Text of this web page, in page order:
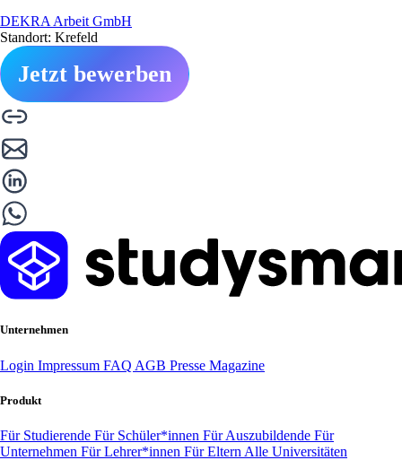
DEKRA Arbeit GmbH
Standort: Krefeld
Jetzt bewerben
Unternehmen
Login Impressum FAQ AGB Presse Magazine
Produkt
Für Studierende Für Schüler*innen Für Auszubildende Für
Unternehmen Für Lehrer*innen Für Eltern Alle Universitäten